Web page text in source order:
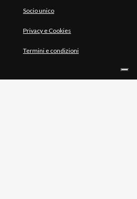
Socio unico
Privacy e Cookies
Termini e condizioni